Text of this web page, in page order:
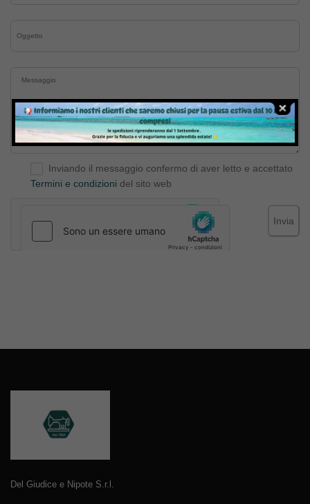
Inviando il messaggio confermo di aver letto e accettato
Termini e condizioni del sito web
Invia
Del Giudice e Nipote S.r.l.